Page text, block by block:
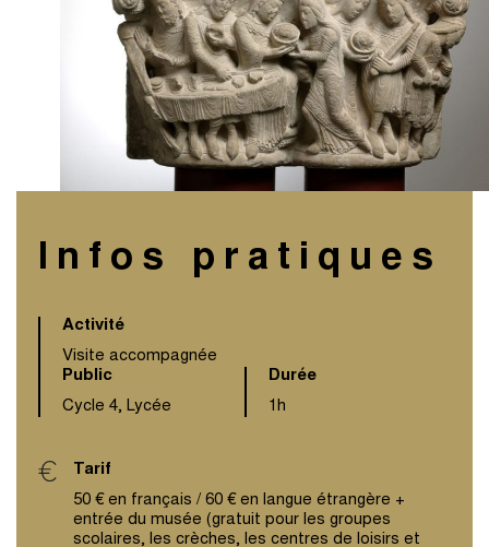
Infos pratiques
Activité
Visite accompagnée
Public
Cycle 4, Lycée
Durée
1h
Tarif
50 € en français / 60 € en langue étrangère +
entrée du musée (gratuit pour les groupes
scolaires, les crèches, les centres de loisirs et